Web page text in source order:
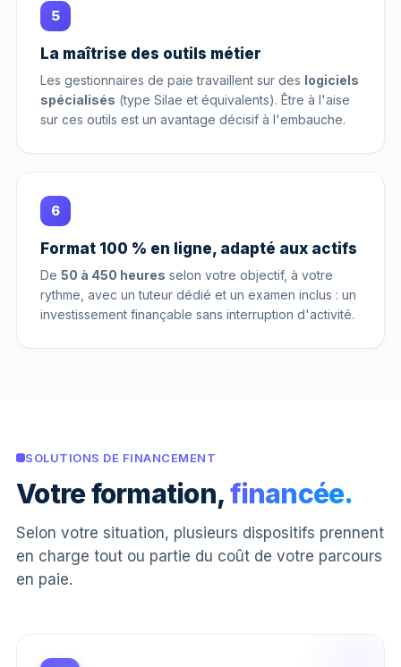
5
La maîtrise des outils métier
Les gestionnaires de paie travaillent sur des logiciels
spécialisés (type Silae et équivalents). Être à l'aise
sur ces outils est un avantage décisif à l'embauche.
6
Format 100 % en ligne, adapté aux actifs
De 50 à 450 heures selon votre objectif, à votre
rythme, avec un tuteur dédié et un examen inclus : un
investissement finançable sans interruption d'activité.
SOLUTIONS DE FINANCEMENT
Votre formation,financée.
Selon votre situation, plusieurs dispositifs prennent
en charge tout ou partie du coût de votre parcours
en paie.